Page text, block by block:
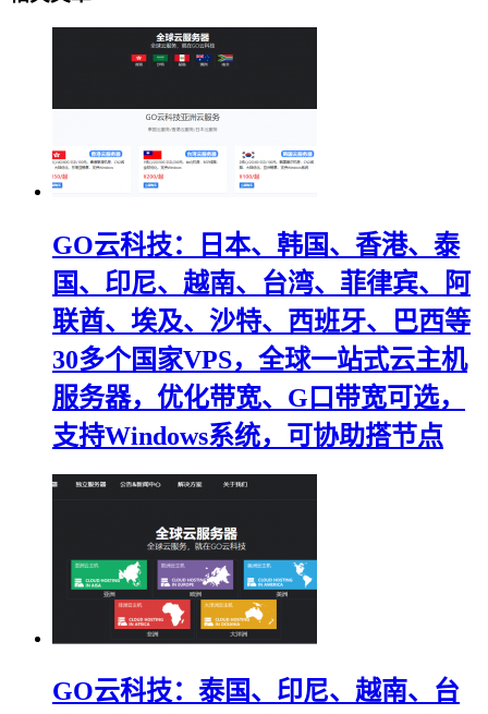
GO云科技：日本、韩国、香港、泰
国、印尼、越南、台湾、菲律宾、阿
联酋、埃及、沙特、西班牙、巴西等
30多个国家VPS，全球一站式云主机
服务器，优化带宽、G口带宽可选，
支持Windows系统，可协助搭节点
GO云科技：泰国、印尼、越南、台